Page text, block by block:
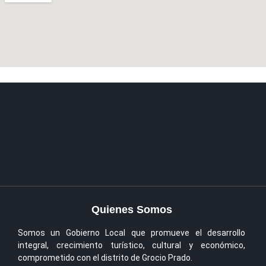
Quienes Somos
Somos un Gobierno Local que promueve el desarrollo
integral, crecimiento turístico, cultural y económico,
comprometido con el distrito de Grocio Prado.